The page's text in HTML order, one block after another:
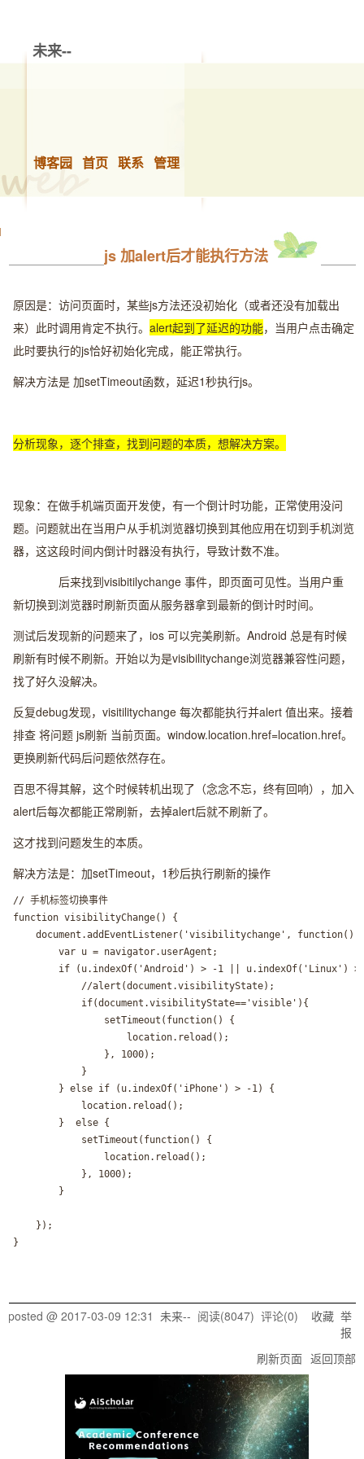
未来--
博客园 首页 联系 管理
js 加alert后才能执行方法
原因是：访问页面时，某些js方法还没初始化（或者还没有加载出
来）此时调用肯定不执行。 alert起到了延迟的功能，当用户点击确定
此时要执行的js恰好初始化完成，能正常执行。
解决方法是 加setTimeout函数，延迟1秒执行js。
分析现象，逐个排查，找到问题的本质，想解决方案。
现象：在做手机端页面开发使，有一个倒计时功能，正常使用没问
题。问题就出在当用户从手机浏览器切换到其他应用在切到手机浏览
器，这这段时间内倒计时器没有执行，导致计数不准。
后来找到visibitilychange 事件，即页面可见性。当用户重
新切换到浏览器时刷新页面从服务器拿到最新的倒计时时间。
测试后发现新的问题来了，ios 可以完美刷新。Android 总是有时候
刷新有时候不刷新。开始以为是visibilitychange浏览器兼容性问题，
找了好久没解决。
反复debug发现，visitilitychange 每次都能执行并alert 值出来。接着
排查 将问题 js刷新 当前页面。window.location.href=location.href。
更换刷新代码后问题依然存在。
百思不得其解，这个时候转机出现了（念念不忘，终有回响），加入
alert后每次都能正常刷新，去掉alert后就不刷新了。
这才找到问题发生的本质。
解决方法是：加setTimeout，1秒后执行刷新的操作
// 手机标签切换事件
function visibilityChange() {
posted @ 2017-03-09 12:31 未来-- 阅读(8047) 评论(0) 收藏 举
报
刷新页面 返回顶部